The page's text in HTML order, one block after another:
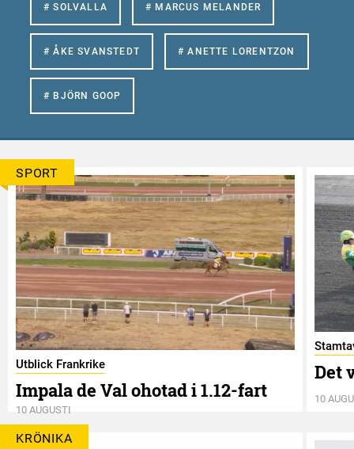
# SOLVALLA # MARCUS MELANDER
# ÅKE SVANSTEDT # ANETTE LORENTZON
# BJÖRN GOOP
SPORT
Utblick Frankrike
Impala de Val ohotad i 1.12-fart
10 AUGUSTI
Det
10
KRÖNIKA